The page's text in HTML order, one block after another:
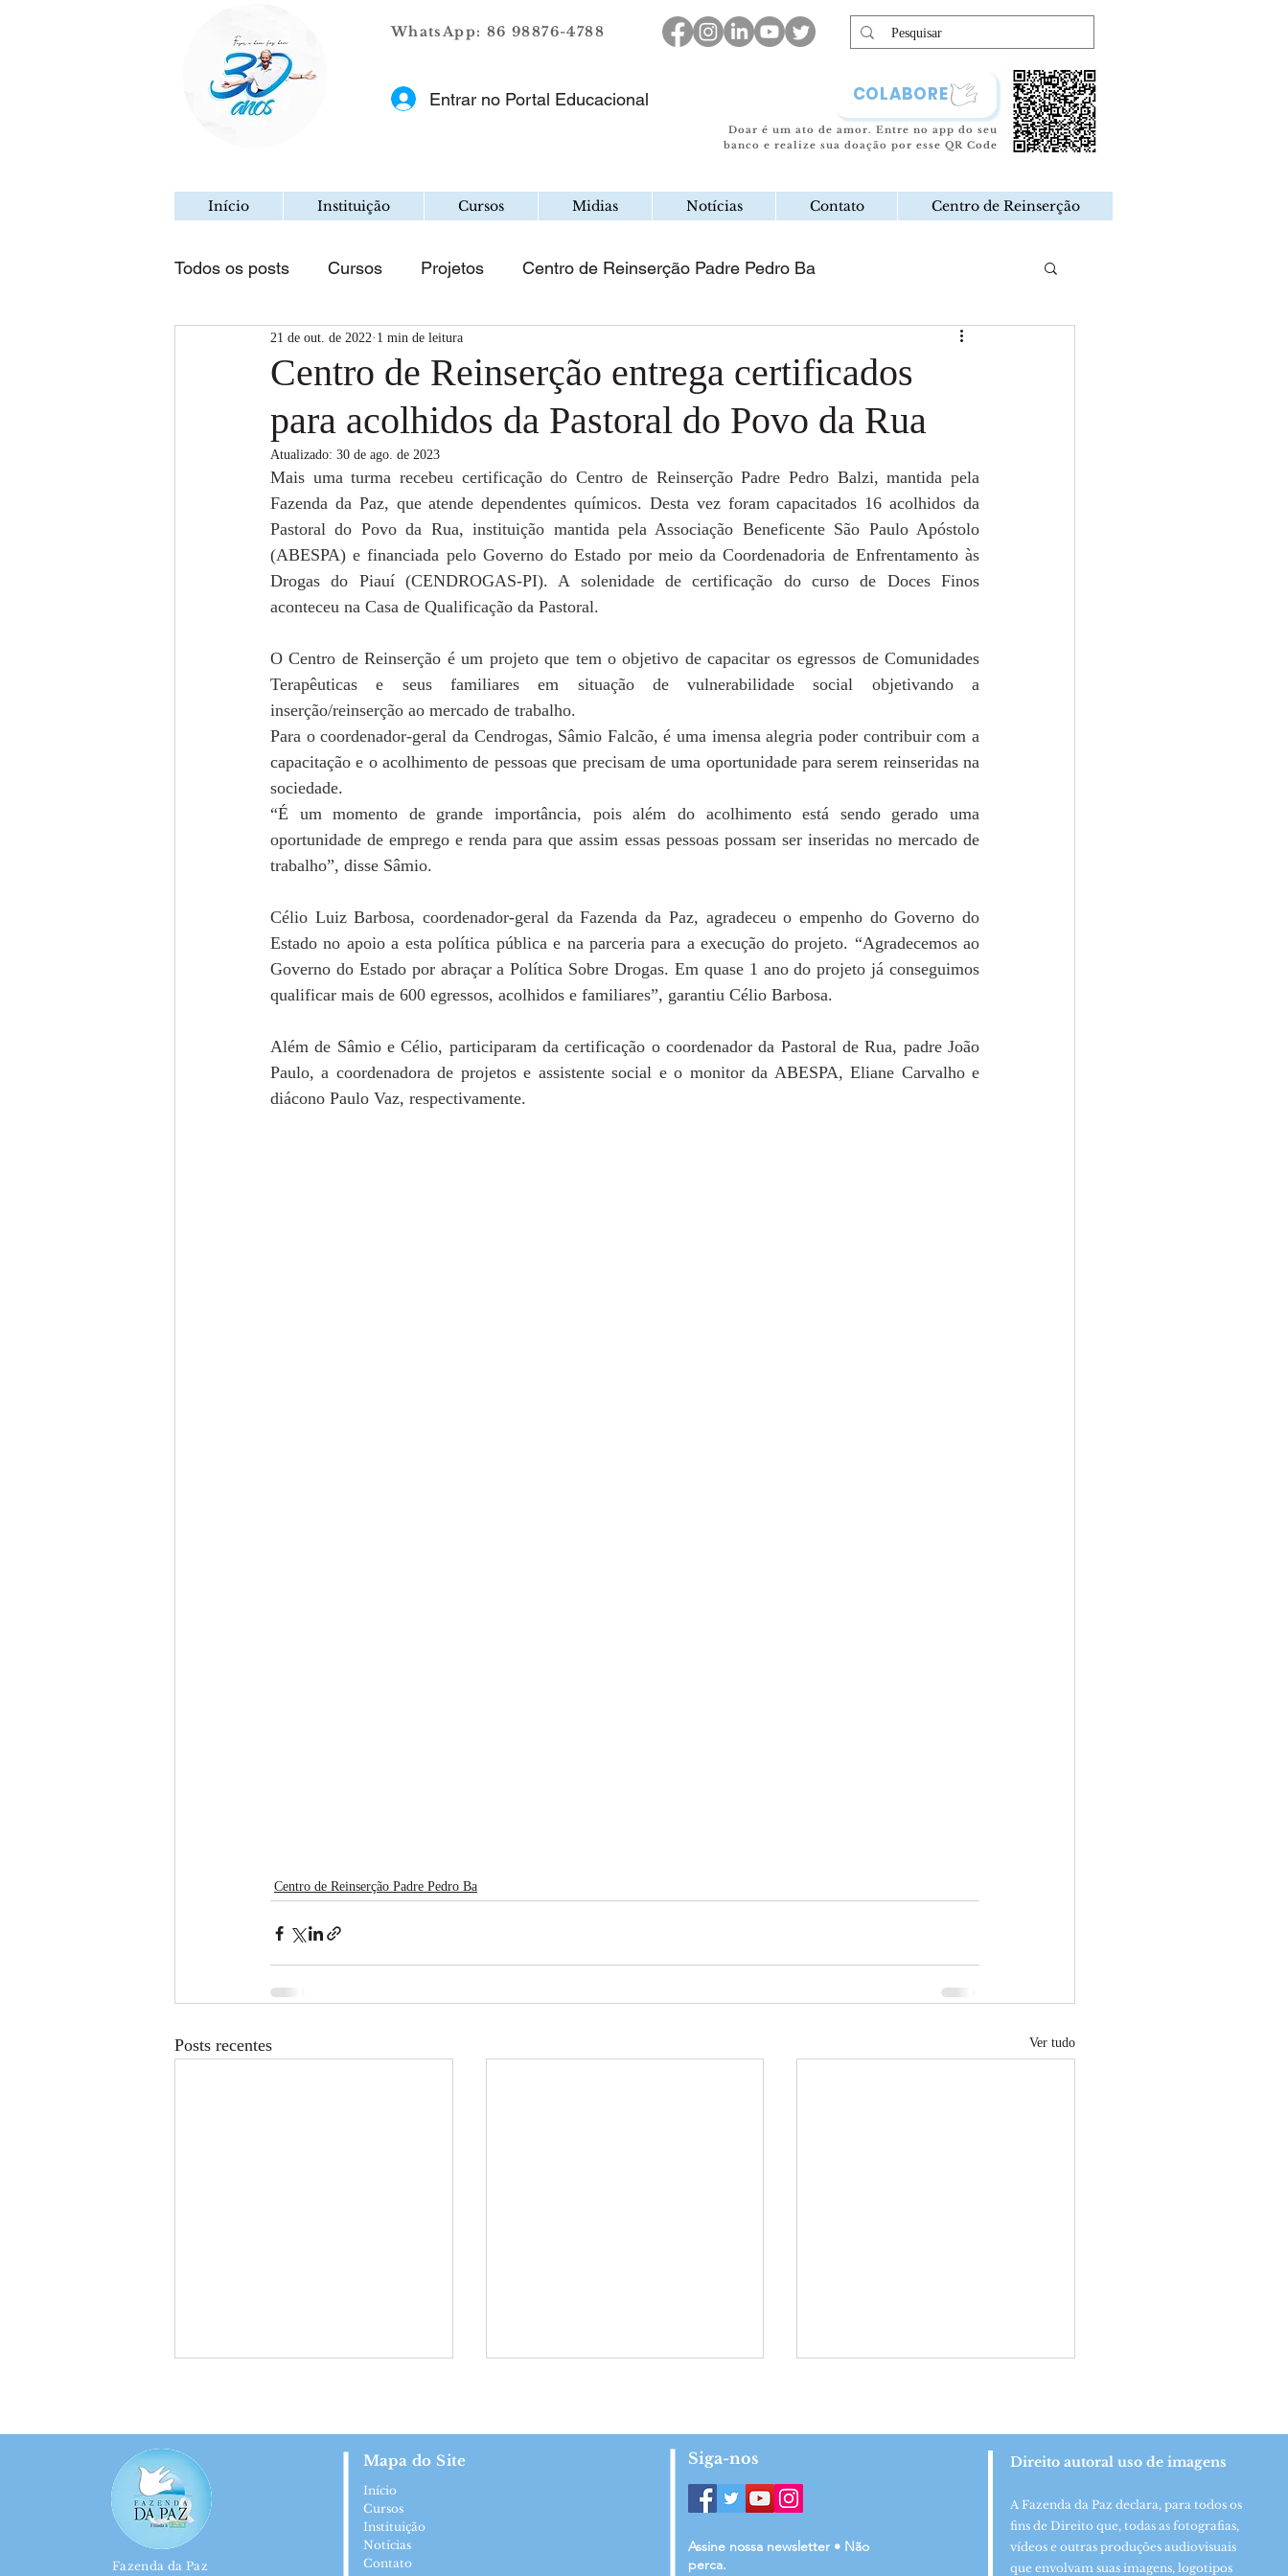
WhatsApp: 86 98876-4788
Entrar no Portal Educacional COLABORE
Doar é um ato de amor. Entre no app do seu
banco e realize sua doação por esse QR Code
Início Instituição Cursos Midias Notícias Contato Centro de Reinserção
Todos os posts Cursos Projetos Centro de Reinserção Padre Pedro Ba
Centro de Reinserção entrega certificados
para acolhidos da Pastoral do Povo da Rua
21 de out. de 2022 1 min de leitura
Atualizado: 30 de ago. de 2023
Mais uma turma recebeu certificação do Centro de Reinserção Padre Pedro Balzi, mantida pela
Fazenda da Paz, que atende dependentes químicos. Desta vez foram capacitados 16 acolhidos da
Pastoral do Povo da Rua, instituição mantida pela Associação Beneficente São Paulo Apóstolo
(ABESPA) e financiada pelo Governo do Estado por meio da Coordenadoria de Enfrentamento às
Drogas do Piauí (CENDROGAS-PI). A solenidade de certificação do curso de Doces Finos
aconteceu na Casa de Qualificação da Pastoral.
O Centro de Reinserção é um projeto que tem o objetivo de capacitar os egressos de Comunidades
Terapêuticas e seus familiares em situação de vulnerabilidade social objetivando a
inserção/reinserção ao mercado de trabalho.
Para o coordenador-geral da Cendrogas, Sâmio Falcão, é uma imensa alegria poder contribuir com a
capacitação e o acolhimento de pessoas que precisam de uma oportunidade para serem reinseridas na
sociedade.
“É um momento de grande importância, pois além do acolhimento está sendo gerado uma
oportunidade de emprego e renda para que assim essas pessoas possam ser inseridas no mercado de
trabalho”, disse Sâmio.
Célio Luiz Barbosa, coordenador-geral da Fazenda da Paz, agradeceu o empenho do Governo do
Estado no apoio a esta política pública e na parceria para a execução do projeto. “Agradecemos ao
Governo do Estado por abraçar a Política Sobre Drogas. Em quase 1 ano do projeto já conseguimos
qualificar mais de 600 egressos, acolhidos e familiares”, garantiu Célio Barbosa.
Além de Sâmio e Célio, participaram da certificação o coordenador da Pastoral de Rua, padre João
Paulo, a coordenadora de projetos e assistente social e o monitor da ABESPA, Eliane Carvalho e
diácono Paulo Vaz, respectivamente.
Centro de Reinserção Padre Pedro Ba
Posts recentes Ver tudo
Centro de Reinserção Padre
Pedro Balzi leva qualificação
Centro de Reinserção inaugura
Acolhidos da Comunidade
Terapêutica São José recebem
Fazenda da Paz
Mapa do Site
Início
Cursos
Instituição
Notícias
Contato
Siga-nos
Assine nossa newsletter • Não
perca.
Direito autoral uso de imagens
A Fazenda da Paz declara, para todos os
fins de Direito que, todas as fotografias,
vídeos e outras produções audiovisuais
que envolvam suas imagens, logotipos